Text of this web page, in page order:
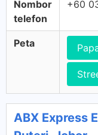
Nombor
telefon
+60
Peta
ABX Express